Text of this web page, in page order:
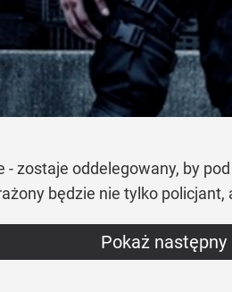
zostaje oddelegowany, by
będzie nie tylko policjant,
Pokaż następny